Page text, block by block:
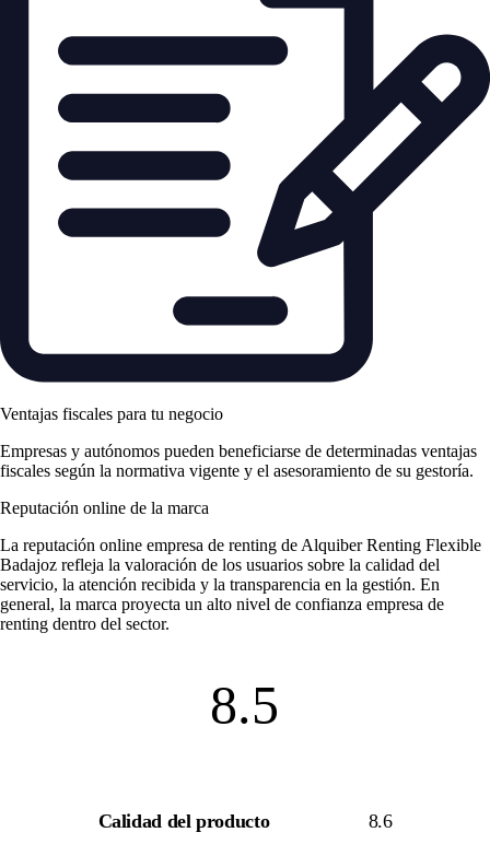
Ventajas fiscales para tu negocio
Empresas y autónomos pueden beneficiarse de determinadas ventajas
fiscales según la normativa vigente y el asesoramiento de su gestoría.
Reputación online de la marca
La reputación online empresa de renting de Alquiber Renting Flexible
Badajoz refleja la valoración de los usuarios sobre la calidad del
servicio, la atención recibida y la transparencia en la gestión. En
general, la marca proyecta un alto nivel de confianza empresa de
renting dentro del sector.
8.5
Calidad del producto 8.6